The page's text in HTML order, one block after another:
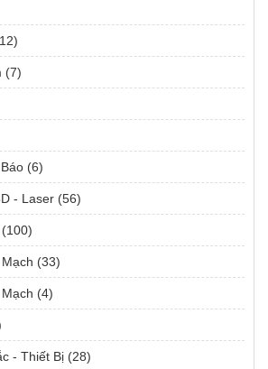
(7)
(6)
- Laser (56)
(100)
(33)
(4)
- Thiết Bị (28)